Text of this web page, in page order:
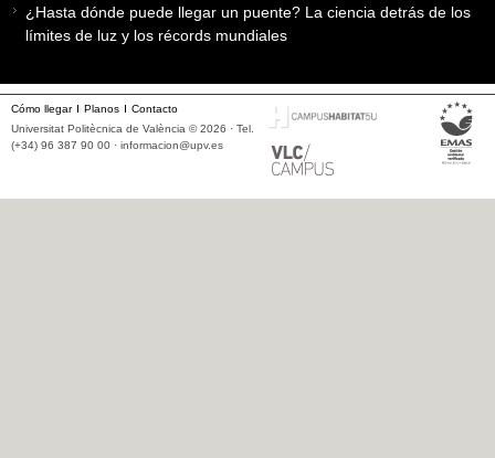
¿Hasta dónde puede llegar un puente? La ciencia detrás de los
límites de luz y los récords mundiales
Cómo llegar Planos
Contacto
Universitat Politècnica de València © 2026 · Tel.
(+34) 96 387 90 00 · informacion@upv.es